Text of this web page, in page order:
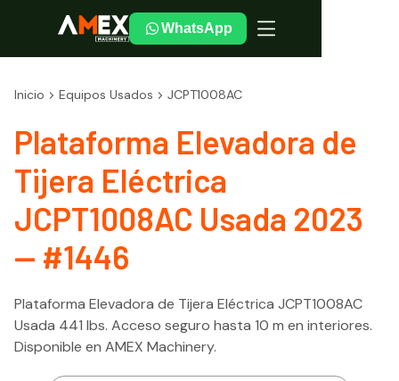
WhatsApp
Inicio Equipos Usados JCPT1008AC
Plataforma Elevadora de
Tijera Eléctrica
JCPT1008AC Usada 2023
— #1446
Plataforma Elevadora de Tijera Eléctrica JCPT1008AC
Usada 441 lbs. Acceso seguro hasta 10 m en interiores.
Disponible en AMEX Machinery.